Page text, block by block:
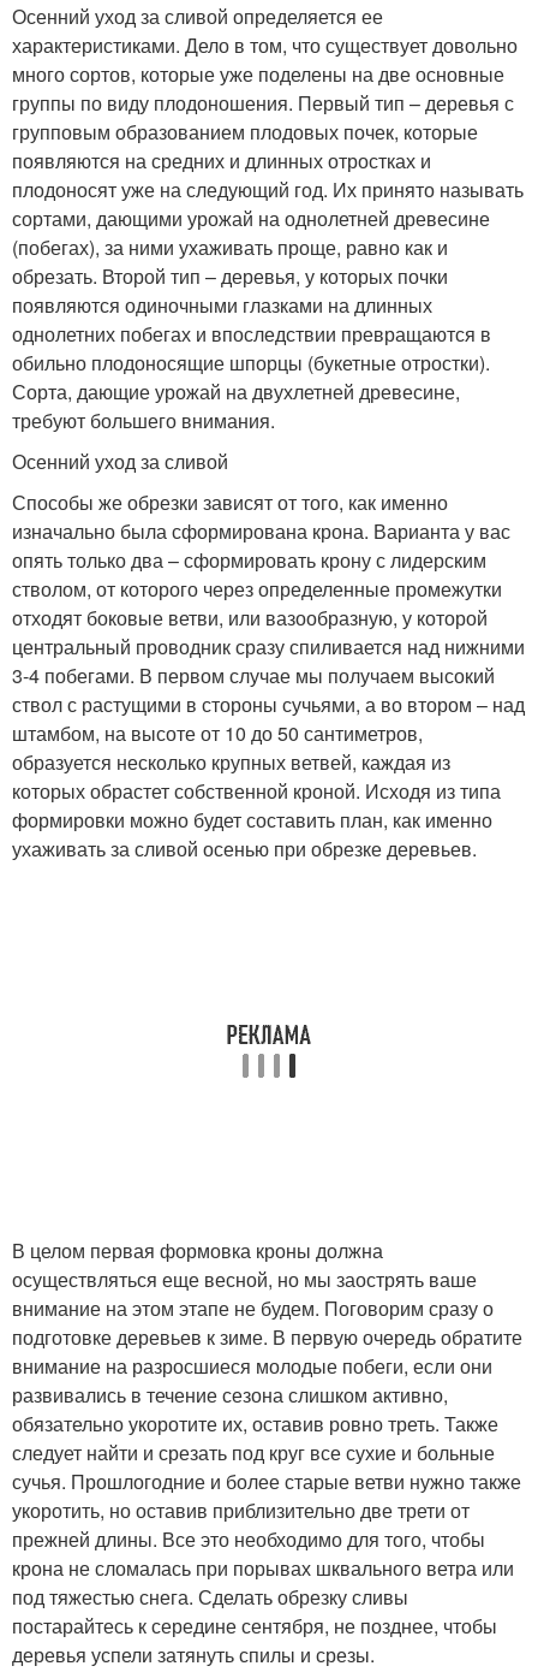
Осенний уход за сливой определяется ее
характеристиками. Дело в том, что существует довольно
много сортов, которые уже поделены на две основные
группы по виду плодоношения. Первый тип – деревья с
групповым образованием плодовых почек, которые
появляются на средних и длинных отростках и
плодоносят уже на следующий год. Их принято называть
сортами, дающими урожай на однолетней древесине
(побегах), за ними ухаживать проще, равно как и
обрезать. Второй тип – деревья, у которых почки
появляются одиночными глазками на длинных
однолетних побегах и впоследствии превращаются в
обильно плодоносящие шпорцы (букетные отростки).
Сорта, дающие урожай на двухлетней древесине,
требуют большего внимания.
Осенний уход за сливой
Способы же обрезки зависят от того, как именно
изначально была сформирована крона. Варианта у вас
опять только два – сформировать крону с лидерским
стволом, от которого через определенные промежутки
отходят боковые ветви, или вазообразную, у которой
центральный проводник сразу спиливается над нижними
3-4 побегами. В первом случае мы получаем высокий
ствол с растущими в стороны сучьями, а во втором – над
штамбом, на высоте от 10 до 50 сантиметров,
образуется несколько крупных ветвей, каждая из
которых обрастет собственной кроной. Исходя из типа
формировки можно будет составить план, как именно
ухаживать за сливой осенью при обрезке деревьев.
В целом первая формовка кроны должна
осуществляться еще весной, но мы заострять ваше
внимание на этом этапе не будем. Поговорим сразу о
подготовке деревьев к зиме. В первую очередь обратите
внимание на разросшиеся молодые побеги, если они
развивались в течение сезона слишком активно,
обязательно укоротите их, оставив ровно треть. Также
следует найти и срезать под круг все сухие и больные
сучья. Прошлогодние и более старые ветви нужно также
укоротить, но оставив приблизительно две трети от
прежней длины. Все это необходимо для того, чтобы
крона не сломалась при порывах шквального ветра или
под тяжестью снега. Сделать обрезку сливы
постарайтесь к середине сентября, не позднее, чтобы
деревья успели затянуть спилы и срезы.